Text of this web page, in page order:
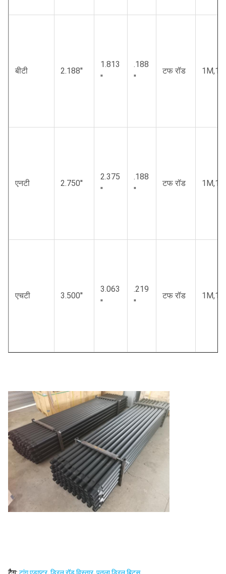
बीटी 2.188′′
1.813
′′
.188
′′
टफ रॉड
एनटी 2.750′′
2.375
′′
.188
′′
टफ रॉड
एचटी 3.500′′
3.063
′′
.219
′′
टफ रॉड